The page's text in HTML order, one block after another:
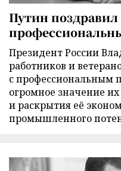
Путин поздравил
Президент России
работников и
с профессиональным
огромное значение
и раскрытия её
промышленного